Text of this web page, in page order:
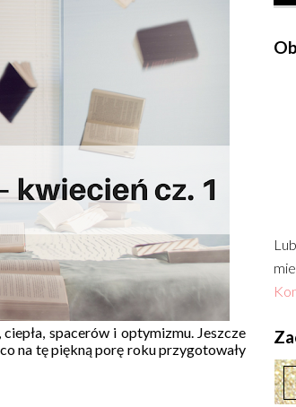
spacerów i optymizmu. Jeszcze
na tę piękną porę roku przygotowały